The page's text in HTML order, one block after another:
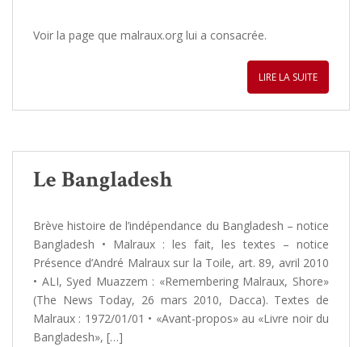
Voir la page que malraux.org lui a consacrée.
LIRE LA SUITE
Le Bangladesh
Brève histoire de l’indépendance du Bangladesh – notice
Bangladesh • Malraux : les fait, les textes – notice
Présence d’André Malraux sur la Toile, art. 89, avril 2010
• ALI, Syed Muazzem : «Remembering Malraux, Shore»
(The News Today, 26 mars 2010, Dacca). Textes de
Malraux : 1972/01/01 • «Avant-propos» au «Livre noir du
Bangladesh», […]